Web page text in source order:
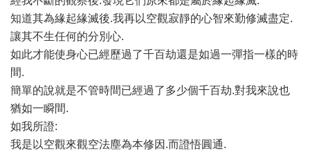
知道其為緣起緣滅後.我再以空觀寂靜的心智來勤修滅盡定.
讓其不生任何的分別心.
如此才能使身心已經歷過了千百劫還是如過一彈指一樣的時
間.
簡單的說就是不管時間已經過了多少個千百劫.對我來說也
猶如一瞬間.
如我所證:
我是以空觀來觀空法塵為本修因.而證悟圓通.